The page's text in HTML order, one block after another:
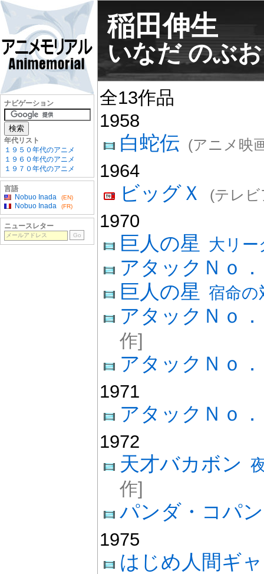
稲田伸生
いなだ のぶお
全13作品
1958
白蛇伝 (アニメ映
1964
ビッグＸ (テレ
1970
巨人の星 大リ
アタックＮｏ
巨人の星 宿命の
アタックＮｏ
作]
アタックＮｏ
1971
アタックＮｏ
1972
天才バカボン
作]
パンダ・コパ
1975
はじめ人間ギ
ナビゲーション
年代リスト
１９５０年代のアニメ
１９６０年代のアニメ
１９７０年代のアニメ
言語
Nobuo Inada
(EN)
Nobuo Inada (FR)
ニュースレター